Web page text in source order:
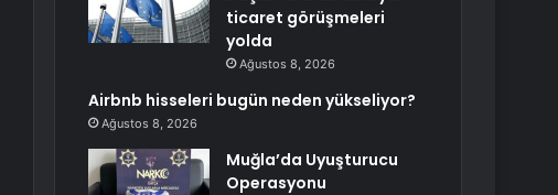
ticaret görüşmeleri
yolda
Ağustos 8, 2026
Airbnb hisseleri bugün neden yükseliyor?
Ağustos 8, 2026
Muğla’da Uyuşturucu
Operasyonu